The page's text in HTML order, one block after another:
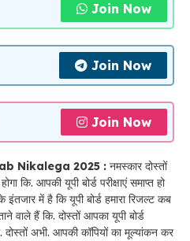
Join Now
Join Now
Join Now
Nikalega 2025 : नमस्कार दोस्तों
कि. आपकी यूपी बोर्ड परीक्षाएं समाप्त हो
में है कि यूपी बोर्ड हमारा रिजल्ट कब
वाले हैं कि. दोस्तों आपका यूपी बोर्ड
दोस्तों अभी. आपकी कॉपियों का मूल्यांकन कर